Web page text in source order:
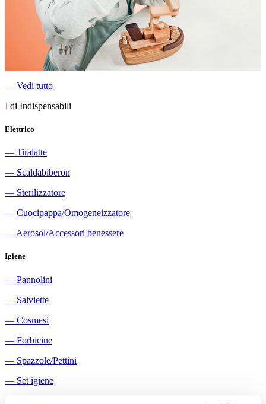
― Vedi tutto
I di Indispensabili
Elettrico
― Tiralatte
― Scaldabiberon
― Sterilizzatore
― Cuocipappa/Omogeneizzatore
― Aerosol/Accessori benessere
Igiene
― Pannolini
― Salviette
― Cosmesi
― Forbicine
― Spazzole/Pettini
― Set igiene